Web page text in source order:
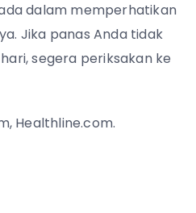
dalam memperhatikan
Jika panas Anda tidak
segera periksakan ke
Healthline.com.